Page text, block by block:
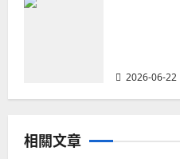
2026-06-22
相關文章